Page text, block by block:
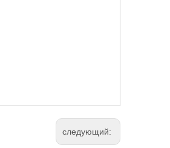
следующий: